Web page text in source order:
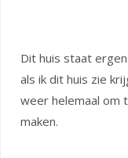
Dit huis staat
als ik dit huis zie
weer helemaal om
maken.